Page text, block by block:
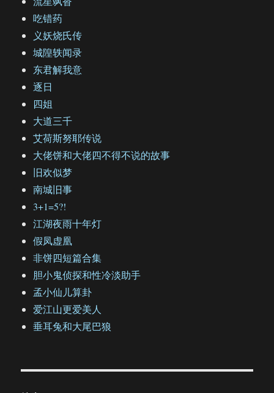
吃错药
义妖烧氏传
城隍轶闻录
东君解我意
逐日
四姐
大道三千
艾荷斯努耶传说
大佬饼和大佬四不得不说的故事
旧欢似梦
南城旧事
3+1=5?!
江湖夜雨十年灯
假凤虚凰
非饼四短篇合集
胆小鬼侦探和性冷淡助手
孟小仙儿算卦
爱江山更爱美人
垂耳兔和大尾巴狼